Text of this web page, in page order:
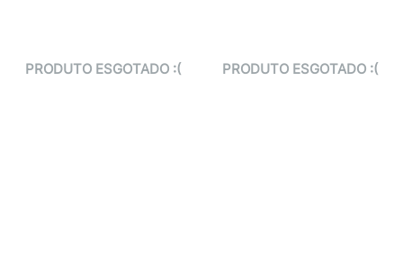
PRODUTO ESGOTADO :( PRODUTO ESGOTADO :(